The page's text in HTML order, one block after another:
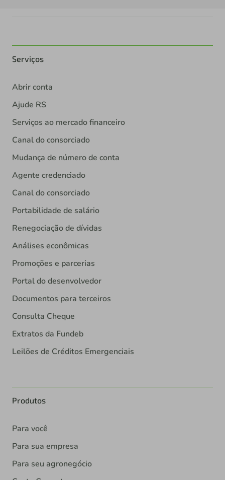
Serviços
Abrir conta
Ajude RS
Serviços ao mercado financeiro
Canal do consorciado
Mudança de número de conta
Agente credenciado
Canal do consorciado
Portabilidade de salário
Renegociação de dívidas
Análises econômicas
Promoções e parcerias
Portal do desenvolvedor
Documentos para terceiros
Consulta Cheque
Extratos da Fundeb
Leilões de Créditos Emergenciais
Produtos
Para você
Para sua empresa
Para seu agronegócio